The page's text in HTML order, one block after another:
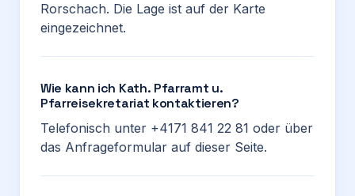
Rorschach. Die Lage ist auf der Karte
eingezeichnet.
Wie kann ich Kath. Pfarramt u.
Pfarreisekretariat kontaktieren?
Telefonisch unter +4171 841 22 81 oder über
das Anfrageformular auf dieser Seite.